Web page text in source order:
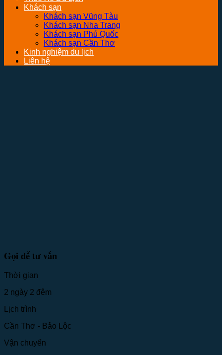
Khách sạn
Khách sạn Vũng Tàu
Khách sạn Nha Trang
Khách sạn Phú Quốc
Khách sạn Cần Thơ
Kinh nghiệm du lịch
Liên hệ
Gọi để tư vấn
Thời gian
2 ngày 2 đêm
Lịch trình
Cần Thơ - Bảo Lộc
Vận chuyển